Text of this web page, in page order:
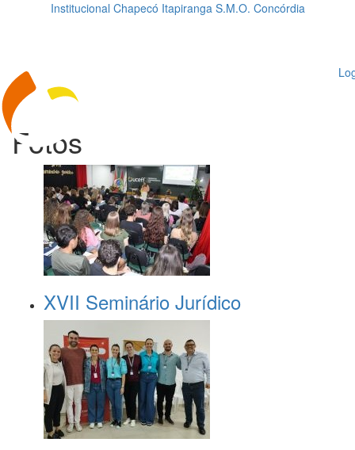
Institucional Chapecó Itapiranga S.M.O. Concórdia
Fotos
XVII Seminário Jurídico